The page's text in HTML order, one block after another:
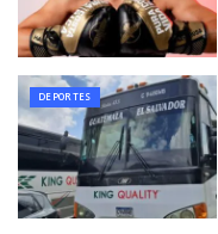
DEPORTES